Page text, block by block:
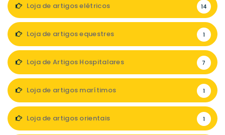
Loja de artigos elétricos 14
Loja de artigos equestres 1
Loja de Artigos Hospitalares 7
Loja de artigos marítimos 1
Loja de artigos orientais 1